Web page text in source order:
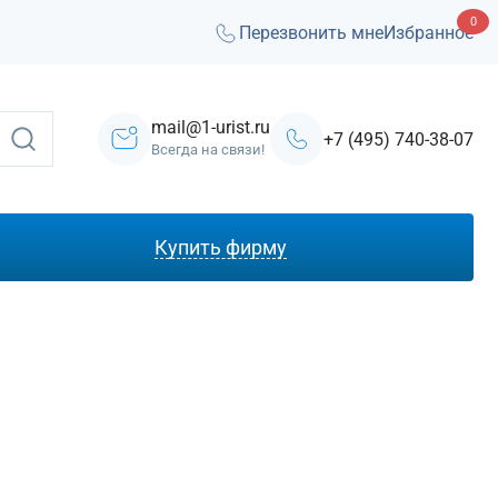
Перезвонить мнеИзбранное
0
mail@1-urist.ru
Всегда на связи! +7 (495) 740-38-07
Купить фирму